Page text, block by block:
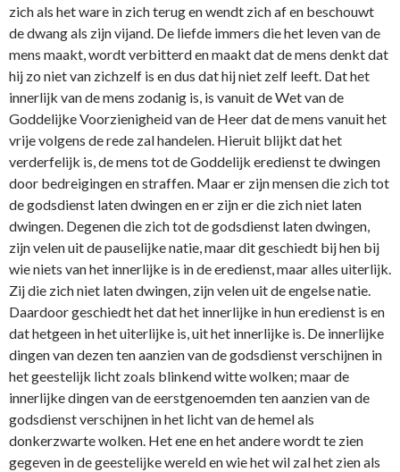
zich als het ware in zich terug en wendt zich af en beschouwt
de dwang als zijn vijand. De liefde immers die het leven van de
mens maakt, wordt verbitterd en maakt dat de mens denkt dat
hij zo niet van zichzelf is en dus dat hij niet zelf leeft. Dat het
innerlijk van de mens zodanig is, is vanuit de Wet van de
Goddelijke Voorzienigheid van de Heer dat de mens vanuit het
vrije volgens de rede zal handelen. Hieruit blijkt dat het
verderfelijk is, de mens tot de Goddelijk eredienst te dwingen
door bedreigingen en straffen. Maar er zijn mensen die zich tot
de godsdienst laten dwingen en er zijn er die zich niet laten
dwingen. Degenen die zich tot de godsdienst laten dwingen,
zijn velen uit de pauselijke natie, maar dit geschiedt bij hen bij
wie niets van het innerlijke is in de eredienst, maar alles uiterlijk.
Zij die zich niet laten dwingen, zijn velen uit de engelse natie.
Daardoor geschiedt het dat het innerlijke in hun eredienst is en
dat hetgeen in het uiterlijke is, uit het innerlijke is. De innerlijke
dingen van dezen ten aanzien van de godsdienst verschijnen in
het geestelijk licht zoals blinkend witte wolken; maar de
innerlijke dingen van de eerstgenoemden ten aanzien van de
godsdienst verschijnen in het licht van de hemel als
donkerzwarte wolken. Het ene en het andere wordt te zien
gegeven in de geestelijke wereld en wie het wil zal het zien als